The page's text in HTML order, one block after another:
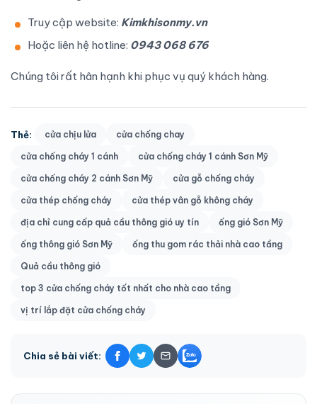
Truy cập website: Kimkhisonmy.vn
Hoặc liên hệ hotline: 0943 068 676
Chúng tôi rất hân hạnh khi phục vụ quý khách hàng.
Thẻ: cửa chịu lửa cửa chống chay
cửa chống cháy 1 cánh cửa chống cháy 1 cánh Sơn Mỹ
cửa chống cháy 2 cánh Sơn Mỹ cửa gỗ chống cháy
cửa thép chống cháy cửa thép vân gỗ không cháy
địa chỉ cung cấp quả cầu thông gió uy tín ống gió Sơn Mỹ
ống thông gió Sơn Mỹ ống thu gom rác thải nhà cao tầng
Quả cầu thông gió
top 3 cửa chống cháy tốt nhất cho nhà cao tầng
vị trí lắp đặt cửa chống cháy
Chia sẻ bài viết: